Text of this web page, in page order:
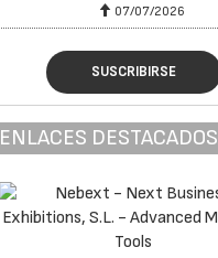
07/07/2026
SUSCRIBIRSE
ENLACES DESTACADOS